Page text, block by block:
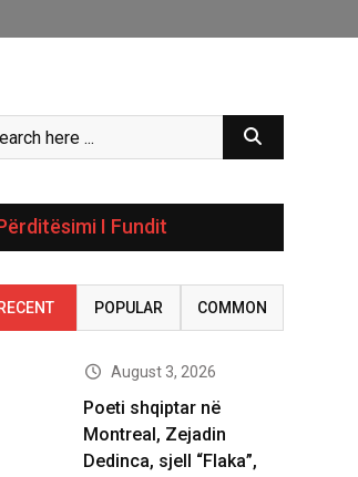
I Fundit
RECENT POPULAR COMMON
August 3, 2026
Poeti shqiptar në
Montreal, Zejadin
Dedinca, sjell “Flaka”,